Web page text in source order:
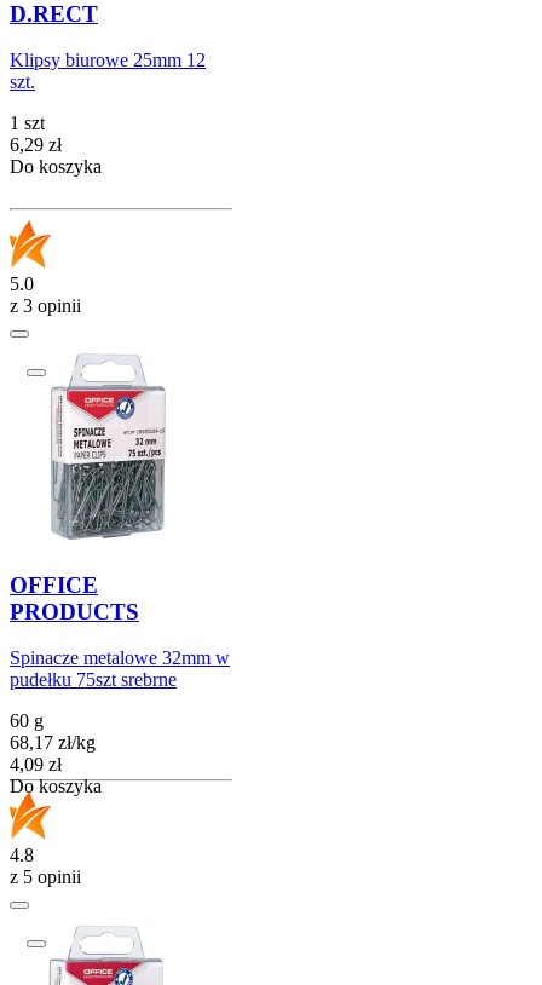
D.RECT
Klipsy biurowe 25mm 12
szt.
1 szt
Cena
6,29 zł
Do koszyka
5.0
z 3 opinii
OFFICE
PRODUCTS
Spinacze metalowe 32mm w
pudełku 75szt srebrne
60 g
68,17 zł/kg
Cena
4,09 zł
Do koszyka
4.8
z 5 opinii